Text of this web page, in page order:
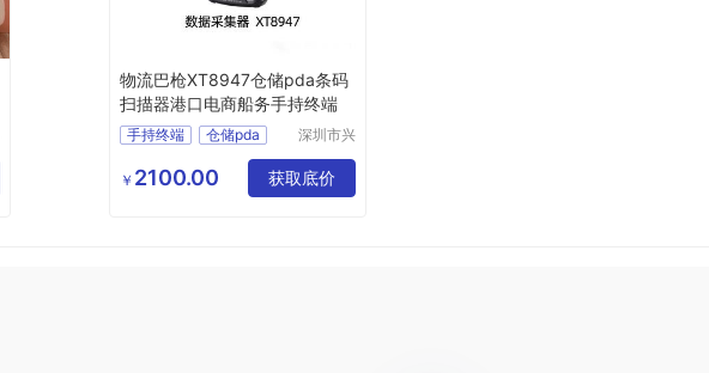
物流巴枪XT8947仓储pda条码
扫描器港口电商船务手持终端
手持终端
仓储pda
深圳市兴
技有限公
司
￥ 2100.00 获取底价